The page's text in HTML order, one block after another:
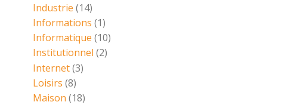
Industrie (14)
Informations (1)
Informatique (10)
Institutionnel (2)
Internet(3)
Loisirs (8)
Maison (18)